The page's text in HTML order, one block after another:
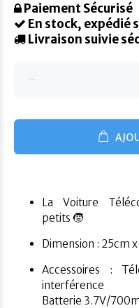
Paiement Sécurisé
En stock, expédié
Livraison suivie
La Voiture
petits 🧒
Dimension : 25cm
Accessoires :
Batterie 3.7V/